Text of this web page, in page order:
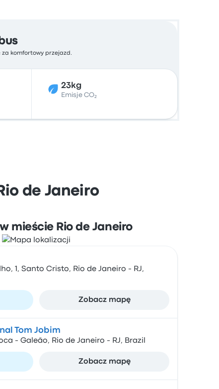
za komfortowy przejazd.
23kg
Emisje CO₂
de Janeiro
mieście Rio de Janeiro
1, Santo Cristo, Rio de Janeiro - RJ,
Zobacz mapę
Tom Jobim
- Galeão, Rio de Janeiro - RJ, Brazil
Zobacz mapę